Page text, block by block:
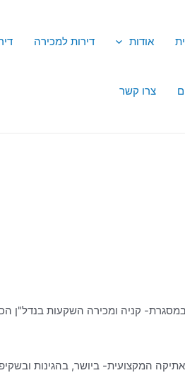
אודות דירות למכירה
צרו קשר
במסגרת- קניה ומכירה השקעות בנדל"ן